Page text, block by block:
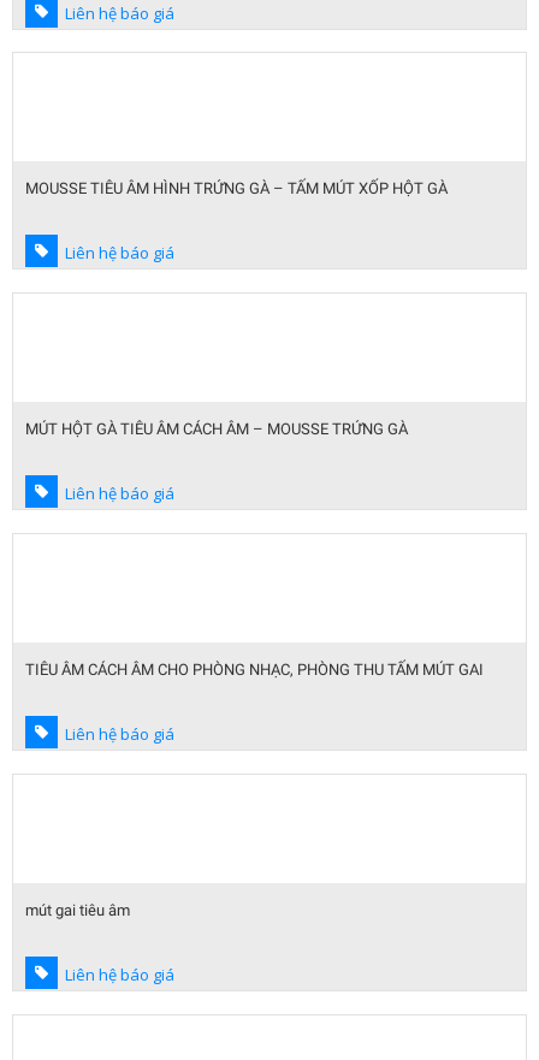
Liên hệ báo giá
MOUSSE TIÊU ÂM HÌNH TRỨNG GÀ – TẤM MÚT XỐP HỘT GÀ
Liên hệ báo giá
MÚT HỘT GÀ TIÊU ÂM CÁCH ÂM – MOUSSE TRỨNG GÀ
Liên hệ báo giá
TIÊU ÂM CÁCH ÂM CHO PHÒNG NHẠC, PHÒNG THU TẤM MÚT GAI
Liên hệ báo giá
mút gai tiêu âm
Liên hệ báo giá